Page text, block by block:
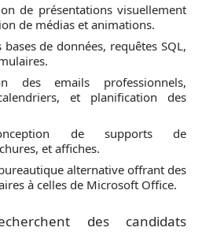
de présentations visuellement
de médias et animations.
de données, requêtes SQL,
des emails professionnels,
et planification des
de supports de
et affiches.
alternative offrant des
à celles de Microsoft Office.
des candidats